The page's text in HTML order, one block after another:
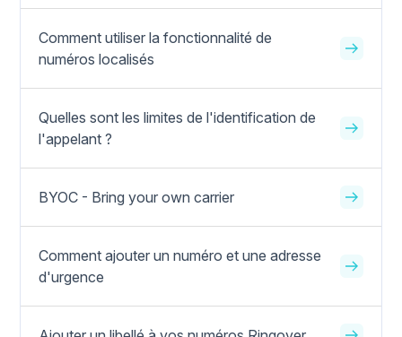
Comment utiliser la fonctionnalité de
numéros localisés
Quelles sont les limites de l'identification de
l'appelant ?
BYOC - Bring your own carrier
Comment ajouter un numéro et une adresse
d'urgence